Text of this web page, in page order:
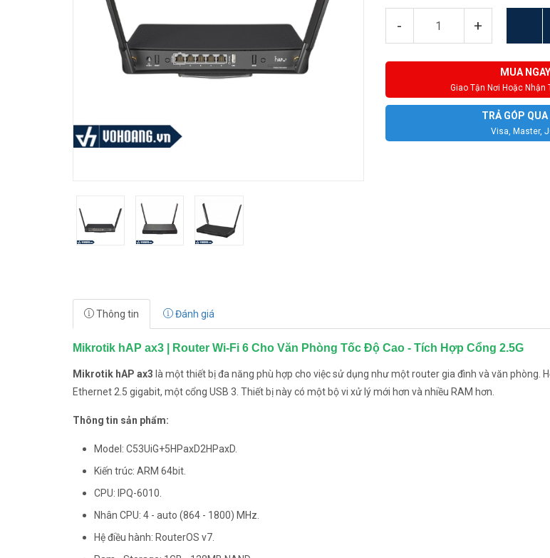
- +
MUA NGAY
Giao Tận Nơi Hoặc Nhận
TRẢ GÓP
Visa, Master,
Thông tin Đánh giá
Mikrotik hAP ax3 | Router Wi-Fi 6 Cho Văn Phòng Tốc Độ Cao - Tích Hợp Cổng 2.5G
Mikrotik hAP ax3 là một thiết bị đa năng phù hợp cho việc sử dụng như một router gia đình và văn phòng.
Ethernet 2.5 gigabit, một cổng USB 3. Thiết bị này có một bộ vi xử lý mới hơn và nhiều RAM hơn.
Thông tin sản phẩm:
Model: C53UiG+5HPaxD2HPaxD.
Kiến trúc: ARM 64bit.
CPU: IPQ-6010.
Nhân CPU: 4 - auto (864 - 1800) MHz.
Hệ điều hành: RouterOS v7.